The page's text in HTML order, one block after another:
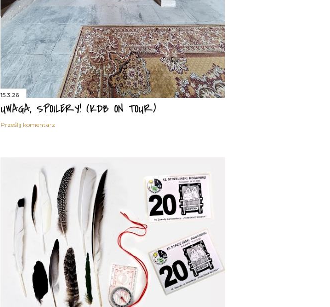
15.3.26
UWAGA, SPOILERY! (KDB ON TOUR)
Prześlij komentarz